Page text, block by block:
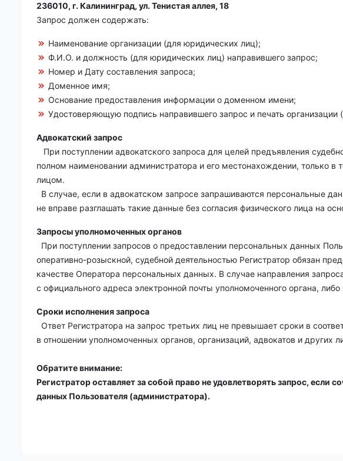
236010, г. Калининград, ул. Тенистая аллея, 18
Запрос должен содержать:
Наименование организации (для юридических лиц);
Ф.И.О. и должность (для юридических лиц) направившего запрос;
Номер и Дату составления запроса;
Доменное имя;
Основание предоставления информации о доменном имени;
Удостоверяющую подпись направившего запрос и печать
Адвокатский запрос
При поступлении адвокатского запроса для целей предъявления
полном наименовании администратора и его местонахождении, только
лицом.
В случае, если в адвокатском запросе запрашиваются персональные
не вправе разглашать такие данные без согласия физического лица на
Запросы уполномоченных органов
При поступлении запросов о предоставлении персональных данных
оперативно-розыскной, судебной деятельностью Регистратор обязан
качестве Оператора персональных данных. В случае направления
с официального адреса электронной почты уполномоченного органа,
Сроки исполнения запроса
Ответ Регистратора на запрос третьих лиц не превышает сроки в
в отношении уполномоченных органов, организаций, адвокатов и других
Обратите внимание:
Регистратор оставляет за собой право не удовлетворять запрос, если
данных Пользователя (администратора).